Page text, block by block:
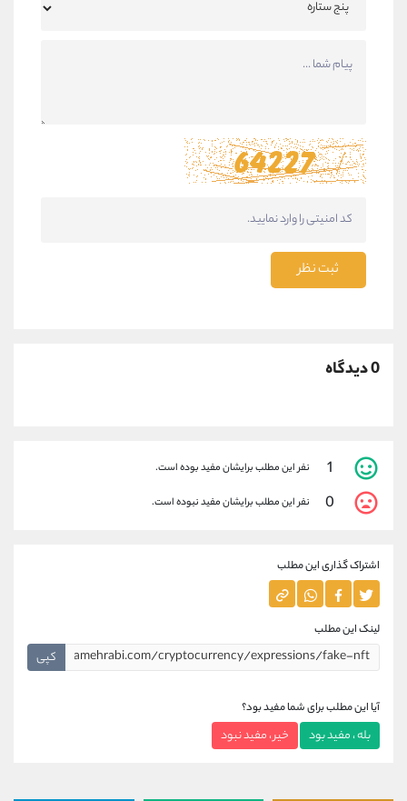
ثبت نظر
0 دیدگاه
1 نفر این مطلب برایشان مفید بوده است.
0 نفر این مطلب برایشان مفید نبوده است.
اشتراک گذاری این مطلب
لینک این مطلب
کپی
آیا این مطلب برای شما مفید بود؟
بله ، مفید بود خیر ، مفید نبود